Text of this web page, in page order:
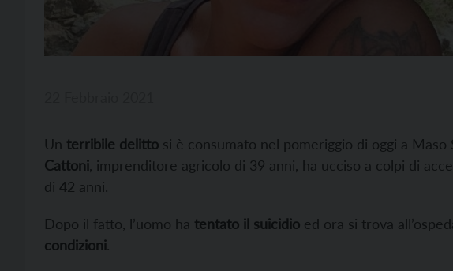
Un terribile delitto si è consumato nel pomeriggio di oggi a Maso
Cattoni , imprenditore agricolo di 39 anni, ha ucciso a colpi di
di 42 anni.
Dopo il fatto, l’uomo ha tentato il suicidio ed ora si trova
condizioni.